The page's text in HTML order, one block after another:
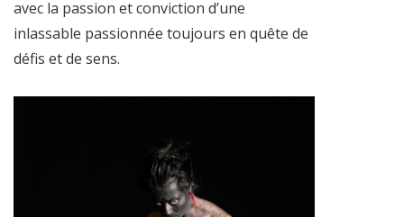
avec la passion et conviction d’une
inlassable passionnée toujours en quête de
défis et de sens.